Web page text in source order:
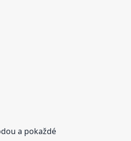
a pokaždé